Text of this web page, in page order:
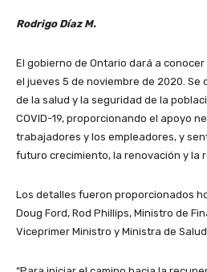
Rodrigo Díaz M.
El gobierno de Ontario dará a
el jueves 5 de noviembre de 2020.
de la salud y la seguridad de la
COVID-19, proporcionando el apoyo
trabajadores y los empleadores, y
futuro crecimiento, la renovación y la
Los detalles fueron proporcionados
Doug Ford, Rod Phillips, Ministro de
Viceprimer Ministro y Ministra de